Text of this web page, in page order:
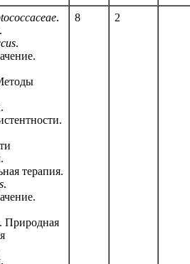
.
.
терапия.
.
Природная
8 2